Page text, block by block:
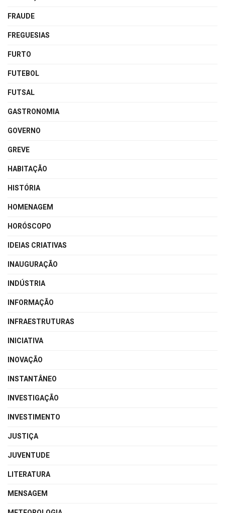
FRAUDE
FREGUESIAS
FURTO
FUTEBOL
FUTSAL
GASTRONOMIA
GOVERNO
GREVE
HABITAÇÃO
HISTÓRIA
HOMENAGEM
HORÓSCOPO
IDEIAS CRIATIVAS
INAUGURAÇÃO
INDÚSTRIA
INFORMAÇÃO
INFRAESTRUTURAS
INICIATIVA
INOVAÇÃO
INSTANTÂNEO
INVESTIGAÇÃO
INVESTIMENTO
JUSTIÇA
JUVENTUDE
LITERATURA
MENSAGEM